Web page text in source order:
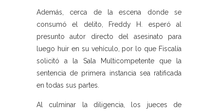
Además, cerca de la escena donde se
consumó el delito, Freddy H. esperó al
presunto autor directo del asesinato para
luego huir en su vehículo, por lo que Fiscalía
solicitó a la Sala Multicompetente que la
sentencia de primera instancia sea ratificada
en todas sus partes.
Al culminar la diligencia, los jueces de